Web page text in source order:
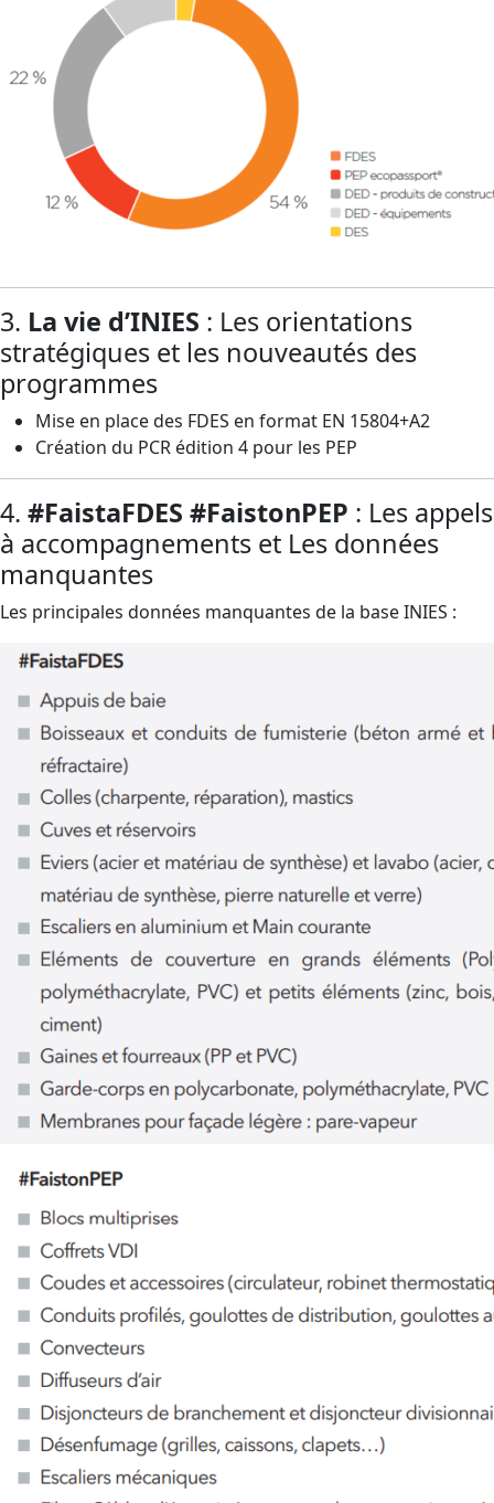
3. La vie d’INIES : Les orientations
stratégiques et les nouveautés des
programmes
Mise en place des FDES en format EN 15804+A2
Création du PCR édition 4 pour les PEP
4. #FaistaFDES #FaistonPEP : Les appels
à accompagnements et Les données
manquantes
Les principales données manquantes de la base INIES :